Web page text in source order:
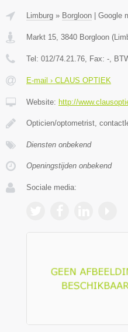
Limburg » Borgloon Google
Markt 15, 3840 Borgloon (
Tel: 012/74.21.76, Fax: -,
E-mail › CLAUS OPTIEK
Website: http://
Opticien/optometrist,
Diensten onbekend
Openingstijden onbekend
Sociale media: